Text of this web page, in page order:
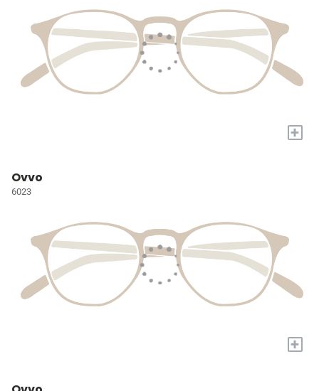
+
Ovvo
6023
+